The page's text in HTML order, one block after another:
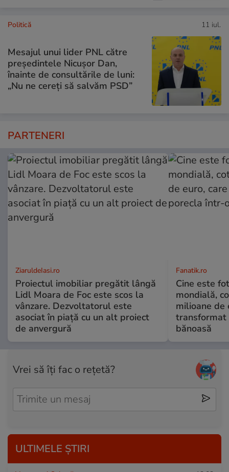
Politică 11 iul.
Mesajul unui lider PNL către
președintele Nicușor Dan,
înainte de consultările de luni:
„Nu ne cereți să salvăm PSD”
PARTENERI
ZiaruldeIasi.ro
Proiectul imobiliar pregătit lângă
Lidl Moara de Foc este scos la
vânzare. Dezvoltatorul este
asociat în piață cu un alt proiect
de anvergură
Fanatik.ro
Cine este
mondială,
milioane de
transformat
bănoasă
Vrei să îți fac o rețetă?
ULTIMELE ȘTIRI